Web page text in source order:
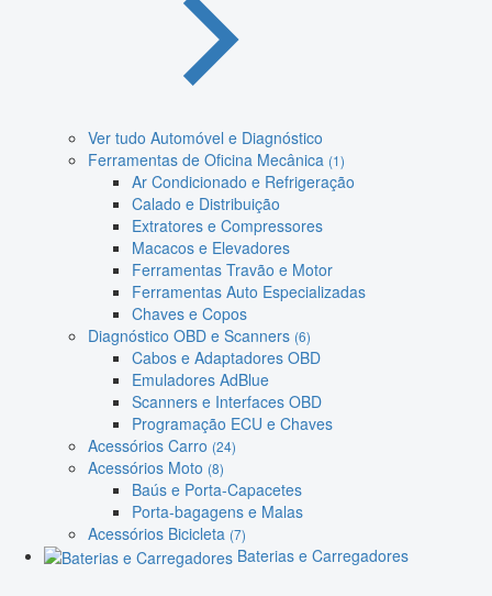
Ver tudo Automóvel e Diagnóstico
Ferramentas de Oficina Mecânica (1)
Ar Condicionado e Refrigeração
Calado e Distribuição
Extratores e Compressores
Macacos e Elevadores
Ferramentas Travão e Motor
Ferramentas Auto Especializadas
Chaves e Copos
Diagnóstico OBD e Scanners (6)
Cabos e Adaptadores OBD
Emuladores AdBlue
Scanners e Interfaces OBD
Programação ECU e Chaves
Acessórios Carro (24)
Acessórios Moto (8)
Baús e Porta-Capacetes
Porta-bagagens e Malas
Acessórios Bicicleta (7)
Baterias e Carregadores